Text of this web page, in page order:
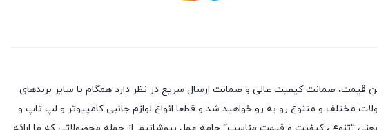
قیمت، ضمانت کیفیت عالی و ضمانت ارسال سریع در نظر دارد همگام با سایر برندهای
مختلف و متنوع رو به رو خواهید شد و قطعا انواع لوازم جانبی کامپیوتر و لپ تاپ و